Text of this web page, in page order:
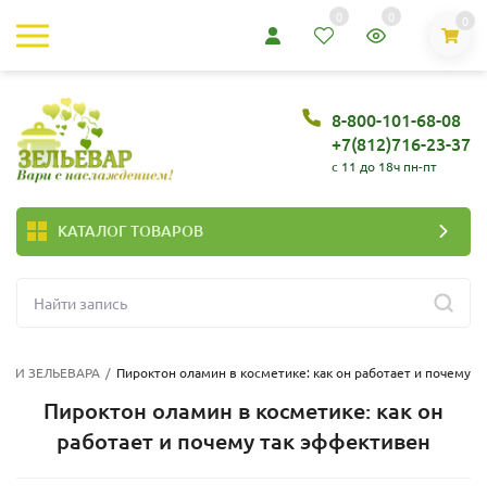
0 0 0
8-800-101-68-08
+7(812)716-23-37
c 11 до 18ч пн-пт
КАТАЛОГ ТОВАРОВ
ЗЕЛЬЕВАРА / Пироктон оламин в косметике: как он работает и почему
Пироктон оламин в косметике: как он
работает и почему так эффективен